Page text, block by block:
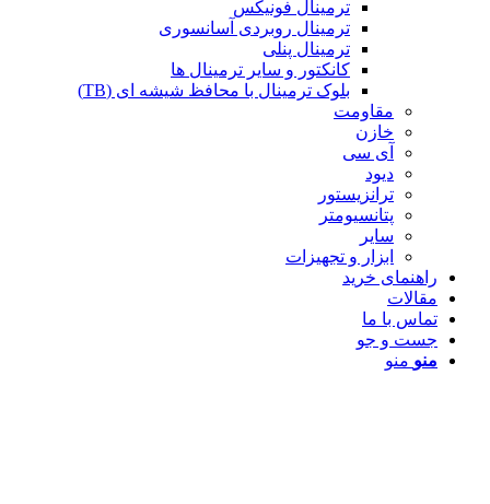
ترمینال فونیکس
ترمینال روبردی آسانسوری
ترمینال پنلی
کانکتور و سایر ترمینال ها
بلوک ترمینال با محافظ شیشه ای (TB)
مقاومت
خازن
آی سی
دیود
ترانزیستور
پتانسیومتر
سایر
ابزار و تجهیزات
راهنمای خرید
مقالات
تماس با ما
جست و جو
منو منو